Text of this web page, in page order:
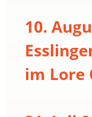
10.
im Lore